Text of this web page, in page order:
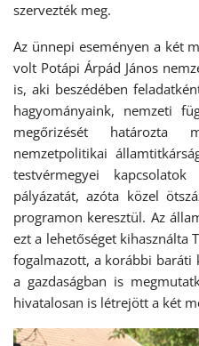
szervezték meg.
Az ünnepi eseményen a két
volt Potápi Árpád János
is, aki beszédében
hagyományaink, nemzeti
megőrizését
nemzetpolitikai
testvérmegyei
pályázatát, azóta közel
programon keresztül. Az
ezt a lehetőséget kihasználta
fogalmazott, a korábbi baráti
a gazdaságban is
hivatalosan is létrejött a két